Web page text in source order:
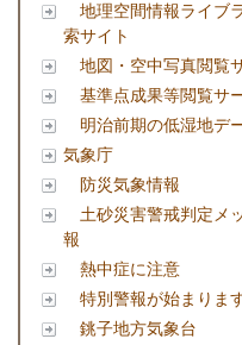
地理空間情報ライブ
索サイト
地図・空中写真閲覧
基準点成果等閲覧サ
明治前期の低湿地デ
気象庁
防災気象情報
土砂災害警戒判定メ
報
熱中症に注意
特別警報が始まります
銚子地方気象台